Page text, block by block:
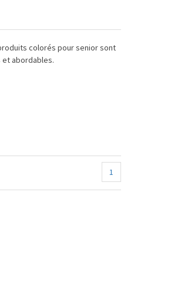
colorés pour senior sont
abordables.
1